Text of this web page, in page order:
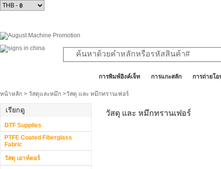
การพิมพ์อิงค์เจ็ท การแกะสลัก การถ่ายโ
หน้าหลัก > วัสดุและหมึก >วัสดุ และ หมึกทรานเฟอร์
เรียกดู
DTF Supplies
PTFE Coated Fiberglass
Fabric
วัสดุ เอาท์ดอร์
วัสดุ และ หมึกทรานเฟอร์